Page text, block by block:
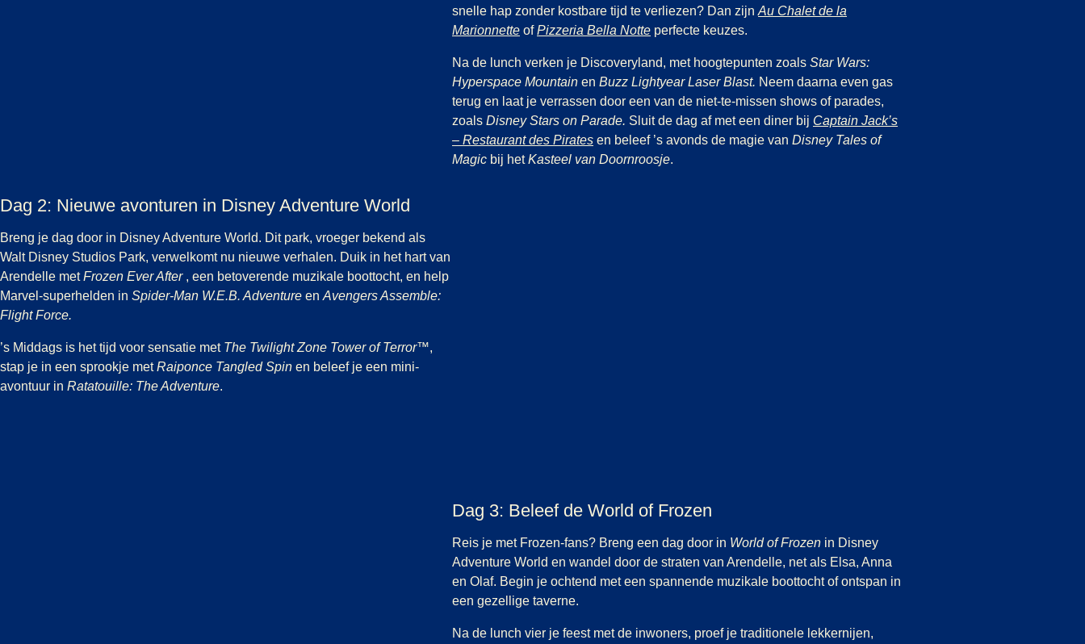
snelle hap zonder kostbare tijd te verliezen? Dan zijn Au Chalet de la
Marionnette( opent in een nieuwe tab)
ofPizzeria Bella Notte( opent in een nieuwe tab
perfecte keuzes.
Na de lunch verken je Discoveryland, met hoogtepunten zoals Star Wars:
Hyperspace Mountain en Buzz Lightyear Laser Blast. Neem daarna even gas
terug en laat je verrassen door een van de niet-te-missen shows of parades,
zoals Disney Stars on Parade. Sluit de dag af met een diner bij Captain Jack’s
– Restaurant des Pirates( opent in een nieuwe tab)
en beleef ’s avonds de magie van Disney Tales of
Magic bij hetKasteel van Doornroosje.
Dag 2: Nieuwe avonturen in Disney Adventure World
Breng je dag door in Disney Adventure World. Dit park, vroeger bekend als
Walt Disney Studios Park, verwelkomt nu nieuwe verhalen. Duik in het hart van
Arendelle metFrozen Ever After, een betoverende muzikale boottocht, en help
Marvel-superhelden in Spider-Man W.E.B. Adventure enAvengers Assemble:
Flight Force.
’s Middags is het tijd voor sensatie met The Twilight Zone Tower of Terror™,
stap je in een sprookje metRaiponce Tangled Spin en beleef je een mini-
avontuur in Ratatouille: The Adventure.
Dag 3: Beleef de World of Frozen
Reis je met Frozen-fans? Breng een dag door in World of Frozen in Disney
Adventure World en wandel door de straten van Arendelle, net als Elsa, Anna
en Olaf. Begin je ochtend met een spannende muzikale boottocht of ontspan in
een gezellige taverne.
Na de lunch vier je feest met de inwoners, proef je traditionele lekkernijen,